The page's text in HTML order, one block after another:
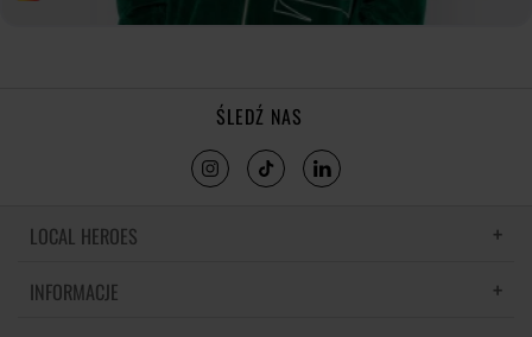
ŚLEDŹ NAS
LOCAL HEROES
LH MEMORIES
INFORMACJE